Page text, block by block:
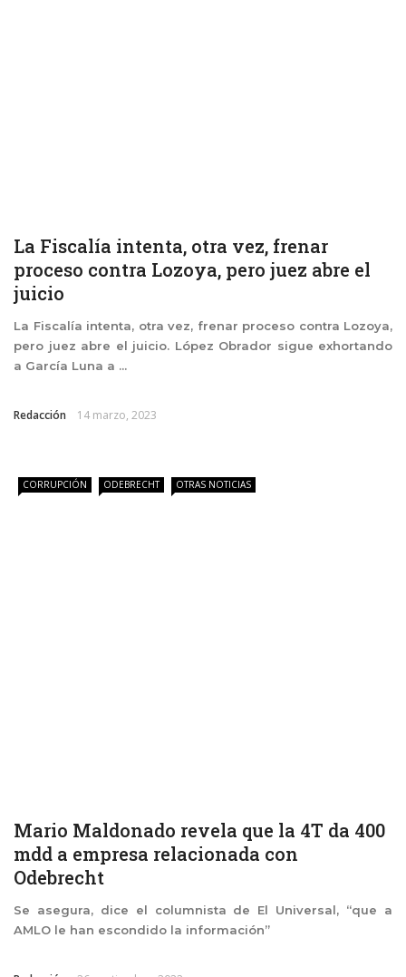
La Fiscalía intenta, otra vez, frenar
proceso contra Lozoya, pero juez abre el
juicio
La Fiscalía intenta, otra vez, frenar proceso contra Lozoya,
pero juez abre el juicio. López Obrador sigue exhortando
a García Luna a ...
Redacción 14 marzo, 2023
CORRUPCIÓN ODEBRECHT OTRAS NOTICIAS
Mario Maldonado revela que la 4T da 400
mdd a empresa relacionada con
Odebrecht
Se asegura, dice el columnista de El Universal, “que a
AMLO le han escondido la información”